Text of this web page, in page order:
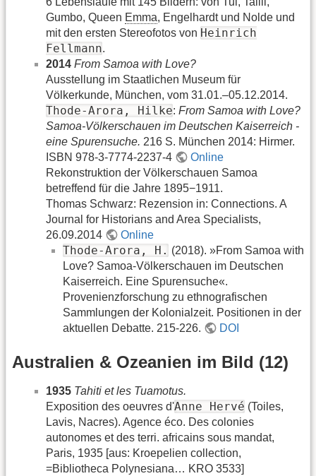
Gumbo, Queen Emma, Engelhardt und Nolde und
mit den ersten Stereofotos von Heinrich
Fellmann.
2014 From Samoa with Love?
Ausstellung im Staatlichen Museum für
Völkerkunde, München, vom 31.01.–05.12.2014.
Thode-Arora, Hilke: From Samoa with Love?
Samoa-Völkerschauen im Deutschen Kaiserreich -
eine Spurensuche. 216 S. München 2014: Hirmer.
ISBN 978-3-7774-2237-4
Online
Rekonstruktion der Völkerschauen Samoa
betreffend für die Jahre 1895−1911.
Thomas Schwarz: Rezension in: Connections. A
Journal for Historians and Area Specialists,
26.09.2014
Online
Thode-Arora, H. (2018). »From Samoa with
Love? Samoa-Völkerschauen im Deutschen
Kaiserreich. Eine Spurensuche«.
Provenienzforschung zu ethnografischen
Sammlungen der Kolonialzeit. Positionen in der
aktuellen Debatte. 215-226.
DOI
Australien & Ozeanien im Bild (12)
1935 Tahiti et les Tuamotus.
Exposition des oeuvres d'Anne Hervé (Toiles,
Lavis, Nacres). Agence éco. Des colonies
autonomes et des terri. africains sous mandat,
Paris, 1935 [aus: Kroepelien collection,
=Bibliotheca Polynesiana… KRO 3533]